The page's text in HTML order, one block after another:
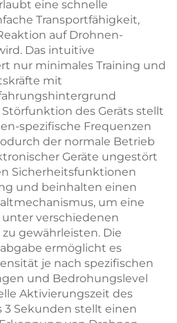
eine schnelle
Transportfähigkeit,
auf Drohnen-
Das intuitive
nur minimales Training und
mit
des Geräts stellt
spezifische Frequenzen
der normale Betrieb
Geräte ungestört
Sicherheitsfunktionen
und beinhalten einen
um eine
verschiedenen
gewährleisten. Die
ermöglicht es
je nach spezifischen
und Bedrohungslevel
Aktivierungszeit des
3 Sekunden stellt einen